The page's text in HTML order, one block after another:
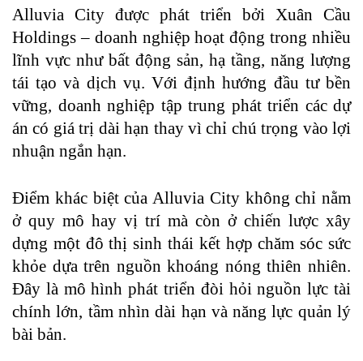
Alluvia City được phát triển bởi Xuân Cầu
Holdings – doanh nghiệp hoạt động trong nhiều
lĩnh vực như bất động sản, hạ tầng, năng lượng
tái tạo và dịch vụ. Với định hướng đầu tư bền
vững, doanh nghiệp tập trung phát triển các dự
án có giá trị dài hạn thay vì chỉ chú trọng vào lợi
nhuận ngắn hạn.
Điểm khác biệt của Alluvia City không chỉ nằm
ở quy mô hay vị trí mà còn ở chiến lược xây
dựng một đô thị sinh thái kết hợp chăm sóc sức
khỏe dựa trên nguồn khoáng nóng thiên nhiên.
Đây là mô hình phát triển đòi hỏi nguồn lực tài
chính lớn, tầm nhìn dài hạn và năng lực quản lý
bài bản.